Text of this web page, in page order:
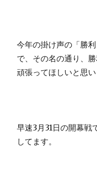
今年の掛け声の「勝
で、その名の通り、
頑張ってほしいと思い
早速3月31日の開幕戦
してます。